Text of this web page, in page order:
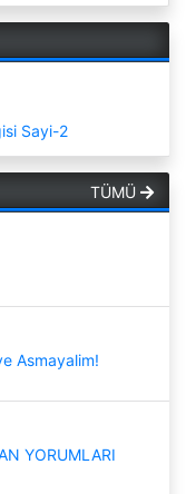
Sayi-2
TÜMÜ
Asmayalim!
YORUMLARI